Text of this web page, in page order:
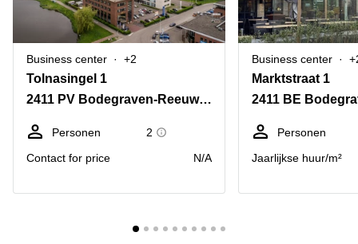
Business center +2
Tolnasingel 1
2411 PV Bodegraven-Reeuwijk
Personen
2
Contact for price
N/A
Business center
Marktstraat 1
Personen
Jaarlijkse huur/m²